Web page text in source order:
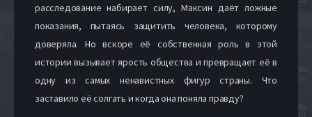
расследование набирает силу, Максин даёт ложные
показания, пытаясь защитить человека, которому
доверяла. Но вскоре её собственная роль в этой
истории вызывает ярость общества и превращает её в
одну из самых ненавистных фигур страны. Что
заставило её солгать и когда она поняла правду?